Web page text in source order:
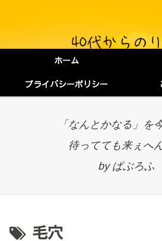
ホーム
プライバシーポリシー
「なんとかなる」を
待ってても来ぇへ
by ぱぶろふ
毛穴